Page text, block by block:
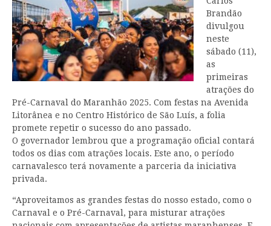
Brandão
divulgou
neste
sábado (11),
as
primeiras
atrações do
Pré-Carnaval do Maranhão 2025. Com festas na Avenida
Litorânea e no Centro Histórico de São Luís, a folia
promete repetir o sucesso do ano passado.
O governador lembrou que a programação oficial contará
todos os dias com atrações locais. Este ano, o período
carnavalesco terá novamente a parceria da iniciativa
privada.
“Aproveitamos as grandes festas do nosso estado, como o
Carnaval e o Pré-Carnaval, para misturar atrações